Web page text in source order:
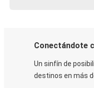
Conectándote
Un sinfín de
destinos en más